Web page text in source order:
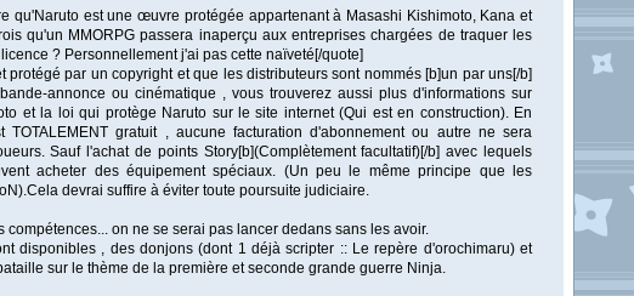
qu'Naruto est une œuvre protégée appartenant à Masashi Kishimoto, Kana et
qu'un MMORPG passera inaperçu aux entreprises chargées de traquer les
? Personnellement j'ai pas cette naïveté[/quote]
protégé par un copyright et que les distributeurs sont nommés [b]un par uns[/b]
annonce ou cinématique , vous trouverez aussi plus d'informations sur
et la loi qui protège Naruto sur le site internet (Qui est en construction). En
gratuit , aucune facturation d'abonnement ou autre ne sera
Sauf l'achat de points Story[b](Complètement facultatif)[/b] avec lequels
acheter des équipement spéciaux. (Un peu le même principe que les
devrai suffire à éviter toute poursuite judiciaire.
compétences... on ne se serai pas lancer dedans sans les avoir.
disponibles , des donjons (dont 1 déjà scripter :: Le repère d'orochimaru) et
sur le thème de la première et seconde grande guerre Ninja.